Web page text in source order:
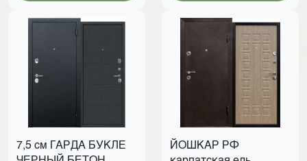
7,5 см ГАРДА БУКЛЕ
ЙОШКАР РФ